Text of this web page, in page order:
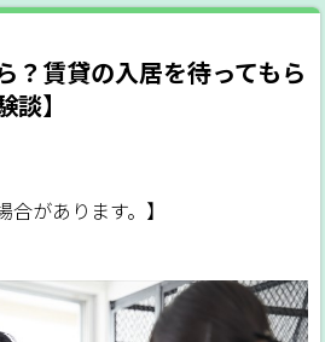
？賃貸の入居を待ってもら
】
合があります。】